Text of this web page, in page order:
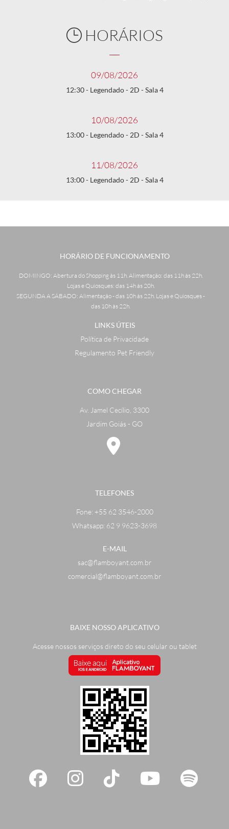
HORÁRIOS
09/08/2026
12:30 - Legendado - 2D - Sala 4
10/08/2026
13:00 - Legendado - 2D - Sala 4
11/08/2026
13:00 - Legendado - 2D - Sala 4
HORÁRIO DE FUNCIONAMENTO
DOMINGO: Abertura do Shopping às 11h. Alimentação: das 11h às 22h.
Lojas e Quiosques: das 14h às 20h.
SEGUNDA A SÁBADO: Alimentação - das 10h às 22h. Lojas e Quiosques -
das 10h às 22h.
LINKS ÚTEIS
Política de Privacidade
Regulamento Pet Friendly
COMO CHEGAR
Av. Jamel Cecílio, 3300
Jardim Goiás - GO
TELEFONES
Fone: +55 62 3546-2000
Whatsapp: 62 9 9623-3698
E-MAIL
sac@flamboyant.com.br
comercial@flamboyant.com.br
BAIXE NOSSO APLICATIVO
Acesse nossos serviços direto do seu celular ou tablet